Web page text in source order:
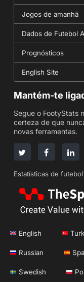
Jogos de amanhã
Dados de Futebol
Prognósticos
English Site
Mantém-te
Segue o FootyStats
certeza de que
novas ferramentas.
Estatísticas de
English
Russian
Swedish